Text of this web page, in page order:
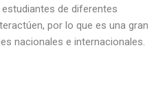
de diferentes
por lo que es una gran
nacionales e internacionales.